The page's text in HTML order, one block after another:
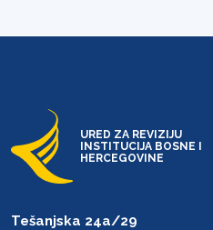
URED ZA REVIZIJU
INSTITUCIJA BOSNE I
HERCEGOVINE
Tešanjska 24a/29